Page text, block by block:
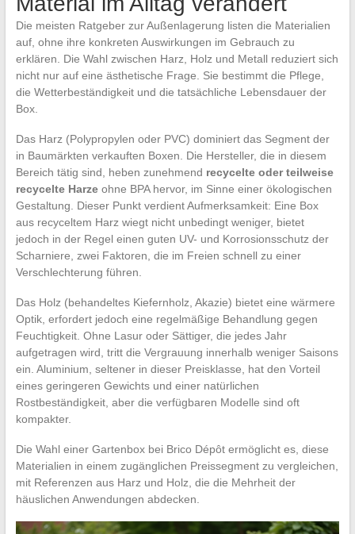
Die meisten Ratgeber zur Außenlagerung listen die Materialien
auf, ohne ihre konkreten Auswirkungen im Gebrauch zu
erklären. Die Wahl zwischen Harz, Holz und Metall reduziert sich
nicht nur auf eine ästhetische Frage. Sie bestimmt die Pflege,
die Wetterbeständigkeit und die tatsächliche Lebensdauer der
Box.
Das Harz (Polypropylen oder PVC) dominiert das Segment der
in Baumärkten verkauften Boxen. Die Hersteller, die in diesem
Bereich tätig sind, heben zunehmend recycelte oder teilweise
recycelte Harzeohne BPA hervor, im Sinne einer ökologischen
Gestaltung. Dieser Punkt verdient Aufmerksamkeit: Eine Box
aus recyceltem Harz wiegt nicht unbedingt weniger, bietet
jedoch in der Regel einen guten UV- und Korrosionsschutz der
Scharniere, zwei Faktoren, die im Freien schnell zu einer
Verschlechterung führen.
Das Holz (behandeltes Kiefernholz, Akazie) bietet eine wärmere
Optik, erfordert jedoch eine regelmäßige Behandlung gegen
Feuchtigkeit. Ohne Lasur oder Sättiger, die jedes Jahr
aufgetragen wird, tritt die Vergrauung innerhalb weniger Saisons
ein. Aluminium, seltener in dieser Preisklasse, hat den Vorteil
eines geringeren Gewichts und einer natürlichen
Rostbeständigkeit, aber die verfügbaren Modelle sind oft
kompakter.
Die Wahl einer Gartenbox bei Brico Dépôt ermöglicht es, diese
Materialien in einem zugänglichen Preissegment zu vergleichen,
mit Referenzen aus Harz und Holz, die die Mehrheit der
häuslichen Anwendungen abdecken.